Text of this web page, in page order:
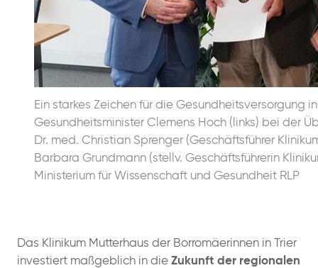
Ein starkes Zeichen für die Gesundheitsversorgung
Gesundheitsminister Clemens Hoch (links) bei der
Dr. med. Christian Sprenger (Geschäftsführer
Barbara Grundmann (stellv. Geschäftsführerin
Ministerium für Wissenschaft und Gesundheit RLP
Das Klinikum Mutterhaus der Borromäerinnen in Trier
investiert maßgeblich in die Zukunft der regionalen